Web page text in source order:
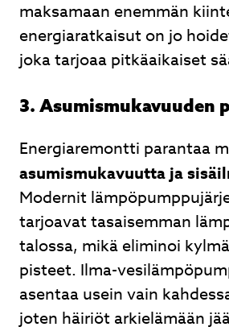
maksamaan enemmän
energiaratkaisut on jo
joka tarjoaa pitkäaikaiset
3. Asumismukavuuden
Energiaremontti parantaa
asumismukavuutta ja
Modernit
tarjoavat tasaisemman
talossa, mikä eliminoi
pisteet. Ilma-
asentaa usein vain
joten häiriöt arkielämään